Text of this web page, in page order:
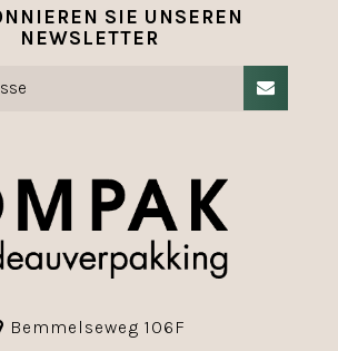
SIE UNSEREN
NEWSLETTER
Bemmelseweg 106F